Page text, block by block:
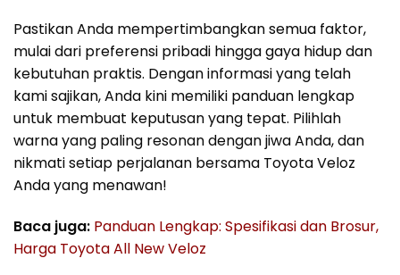
Pastikan Anda mempertimbangkan semua faktor,
mulai dari preferensi pribadi hingga gaya hidup dan
kebutuhan praktis. Dengan informasi yang telah
kami sajikan, Anda kini memiliki panduan lengkap
untuk membuat keputusan yang tepat. Pilihlah
warna yang paling resonan dengan jiwa Anda, dan
nikmati setiap perjalanan bersama Toyota Veloz
Anda yang menawan!
Baca juga: Panduan Lengkap: Spesifikasi dan Brosur,
Harga Toyota All New Veloz